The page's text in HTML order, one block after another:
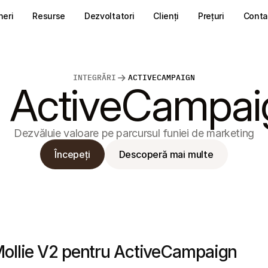
INTEGRĂRI ACTIVECAMPAIGN
Dezvăluie valoare pe parcursul funiei de marketing
Începeți Descoperă mai multe
V2 pentru ActiveCampaign
Resurse Dezvoltatori Clienți Prețuri